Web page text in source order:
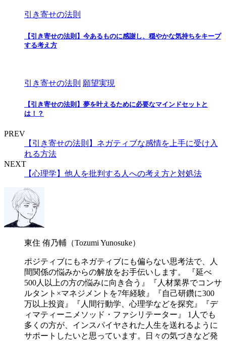
引き寄せの法則
【引き寄せの法則】今あるものに感謝し、穏やかな気持ちをキープ
する考え方
引き寄せの法則 願望実現
【引き寄せの法則】夢を叶えるために必要なマインドセットと
は！？
PREV
【引き寄せの法則】ネガティブな感情を上手に受け入
れる方法
NEXT
【心理学】他人を批判する人への考え方と対処法
東住 侑乃輔（Tozumi Yunosuke）
ポジティブにもネガティブにも偏らない思考法で、人
間関係の悩みからの解放をお手伝いします。 『延べ
500人以上の方の悩みに向き合う』『人材業界でコンサ
ルタント×マネジメントを7年経験』『自己研鑽に300
万以上投資』『人間行動学、心理学などを探究』『デ
ィマティーニメソッド・ファシリテーター』 1人でも
多くの方が、インスパイヤされた人生を送れるように
サポートしたいと思っています。日々の気づきなど発